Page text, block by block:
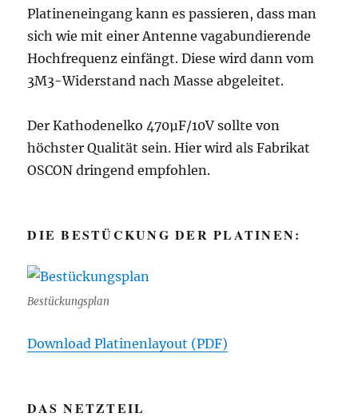
Platineneingang kann es passieren, dass man
sich wie mit einer Antenne vagabundierende
Hochfrequenz einfängt. Diese wird dann vom
3M3-Widerstand nach Masse abgeleitet.
Der Kathodenelko 470µF/10V sollte von
höchster Qualität sein. Hier wird als Fabrikat
OSCON dringend empfohlen.
DIE BESTÜCKUNG DER PLATINEN:
Bestückungsplan
Download Platinenlayout (PDF)
DAS NETZTEIL